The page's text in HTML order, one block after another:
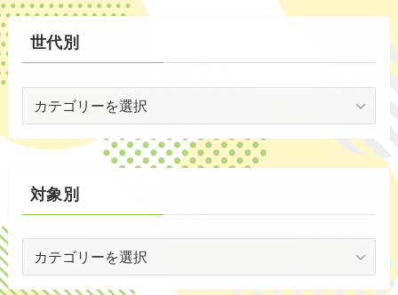
(35)
世代別
別
対象別